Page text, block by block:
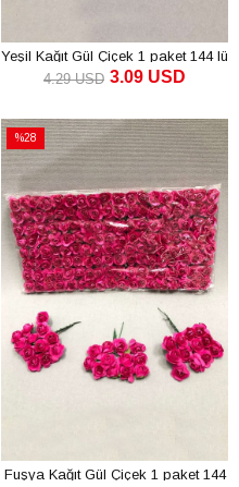
Yeşil Kağıt Gül Çiçek 1 paket 144 lü
3.09 USD
4.29 USD
%28
İndirim
%28İndirim
Fuşya Kağıt Gül Çiçek 1 paket 144